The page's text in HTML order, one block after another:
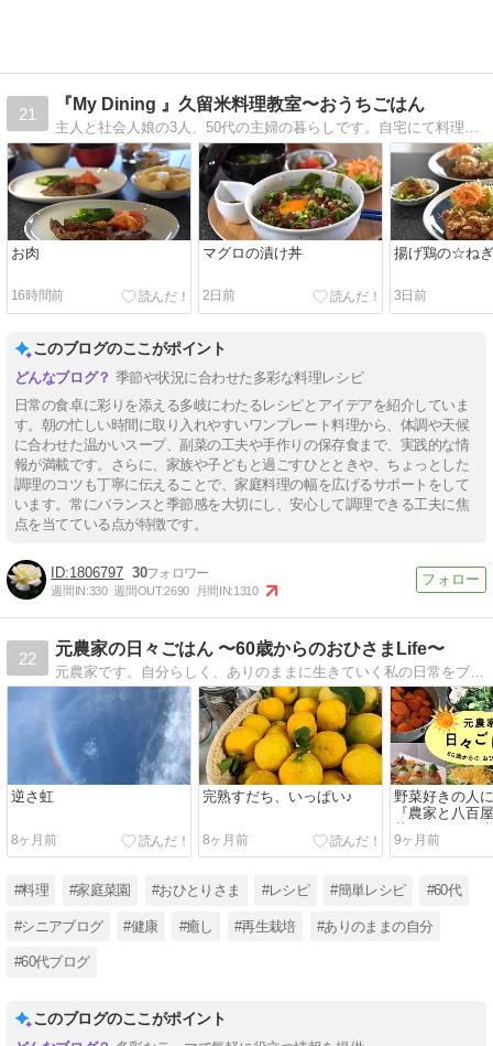
21
『My Dining 』久留米料理教室〜おうちごはん
お肉
16時間前
マグロの漬け丼
2日前
揚げ鶏の☆ね
3日前
このブログのここがポイント
季節や状況に合わせた多彩な料理レシピ
日常の食卓に彩りを添える多岐にわたるレシピとアイデアを紹介していま
す。朝の忙しい時間に取り入れやすいワンプレート料理から、体調や天候
に合わせた温かいスープ、副菜の工夫や手作りの保存食まで、実践的な情
報が満載です。さらに、家族や子どもと過ごすひとときや、ちょっとした
調理のコツも丁寧に伝えることで、家庭料理の幅を広げるサポートをして
います。常にバランスと季節感を大切にし、安心して調理できる工夫に焦
点を当てている点が特徴です。
1806797 30
週間IN:330 週間OUT:2690 月間IN:1310
22
元農家の日々ごはん 〜60歳からのおひさまLife〜
元農家です。自分らしく、ありのままに生きていく私の日常をブログに書いていきたいと思います。記事内容は、料理、プランター栽培、再生栽培などなど。ぜひ一度見てくださいね！
逆さ虹
8ヶ月前
完熟すだち、いっぱい♪
8ヶ月前
野菜好きの人
『農家と八百
菜まるごと！
ピ』発売のお
9ヶ月前
#料理 #家庭菜園 #おひとりさま #レシピ #簡単レシピ #60代
#シニアブログ #健康 #癒し #再生栽培 #ありのままの自分
#60代ブログ
このブログのここがポイント